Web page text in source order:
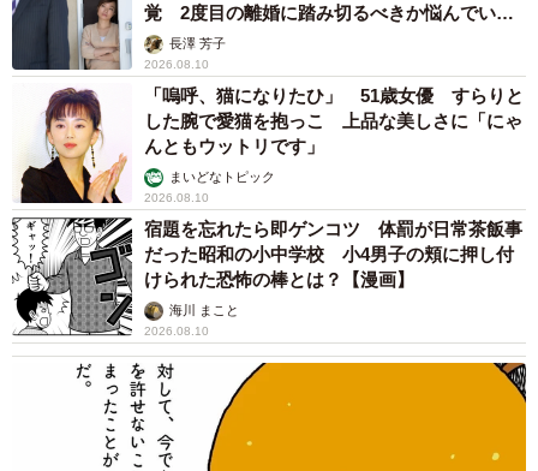
覚 2度目の離婚に踏み切るべきか悩んでいま
す【夫婦関係修復カウンセラーが解説】
長澤 芳子
2026.08.10
「嗚呼、猫になりたひ」 51歳女優 すらりと
した腕で愛猫を抱っこ 上品な美しさに「にゃ
んともウットリです」
まいどなトピック
2026.08.10
宿題を忘れたら即ゲンコツ 体罰が日常茶飯事
だった昭和の小中学校 小4男子の頬に押し付
けられた恐怖の棒とは？【漫画】
海川 まこと
2026.08.10